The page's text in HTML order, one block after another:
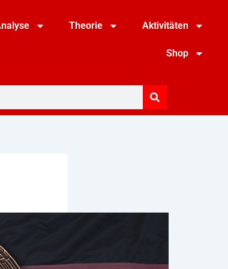
Theorie Aktivitäten
Shop